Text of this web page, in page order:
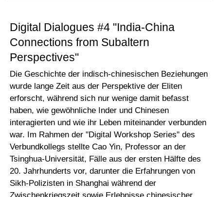
Digital Dialogues #4 "India-China
Connections from Subaltern
Perspectives"
Die Geschichte der indisch-chinesischen Beziehungen
wurde lange Zeit aus der Perspektive der Eliten
erforscht, während sich nur wenige damit befasst
haben, wie gewöhnliche Inder und Chinesen
interagierten und wie ihr Leben miteinander verbunden
war. Im Rahmen der "Digital Workshop Series" des
Verbundkollegs stellte Cao Yin, Professor an der
Tsinghua-Universität, Fälle aus der ersten Hälfte des
20. Jahrhunderts vor, darunter die Erfahrungen von
Sikh-Polizisten in Shanghai während der
Zwischenkriegszeit sowie Erlebnisse chinesischer